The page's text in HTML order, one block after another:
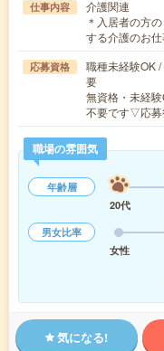
仕事内容
介護関連
＊入居者の方
する介護のお
応募資格
職種未経験OK
要
無資格・未経
不要です▽応
職場の雰囲気
年齢層
20代
男女比率
女性
気になる!